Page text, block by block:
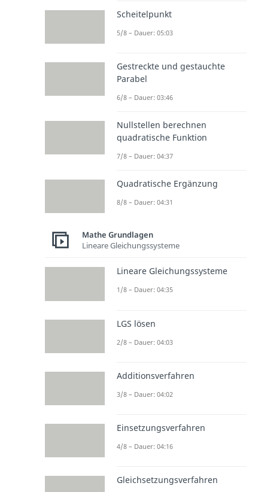
Scheitelpunkt
5/8 – Dauer: 05:03
Gestreckte und gestauchte
Parabel
6/8 – Dauer: 03:46
Nullstellen berechnen
quadratische Funktion
7/8 – Dauer: 04:37
Quadratische Ergänzung
8/8 – Dauer: 04:31
Mathe Grundlagen
Lineare Gleichungssysteme
Lineare Gleichungssysteme
1/8 – Dauer: 04:35
LGS lösen
2/8 – Dauer: 04:03
Additionsverfahren
3/8 – Dauer: 04:02
Einsetzungsverfahren
4/8 – Dauer: 04:16
Gleichsetzungsverfahren